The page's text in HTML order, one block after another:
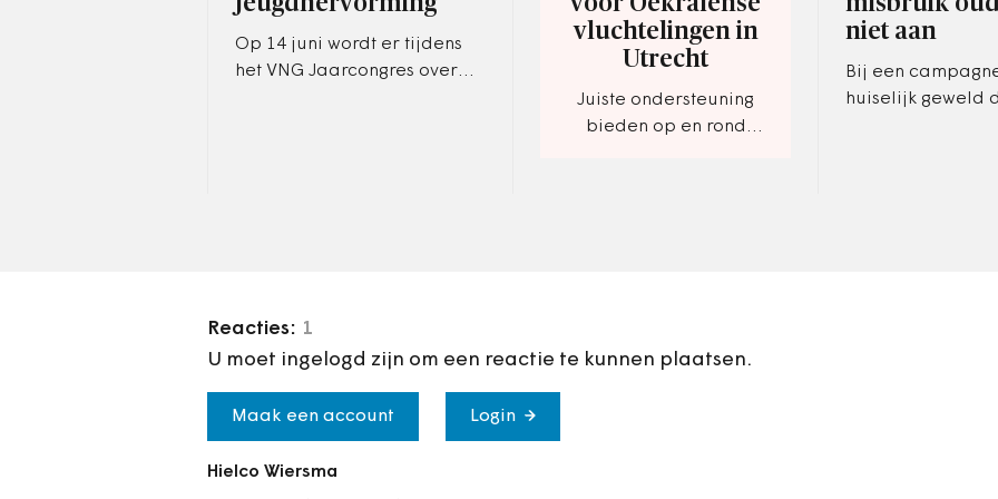
Op 14 juni wordt er tijdens
het VNG Jaarcongres over
vluchtelingen in
Utrecht
Juiste ondersteuning
bieden op en rond
niet aan
Bij een
huiselijk geweld
Reacties: 1
U moet ingelogd zijn om een reactie te kunnen plaatsen.
Maak een account Login
Hielco Wiersma